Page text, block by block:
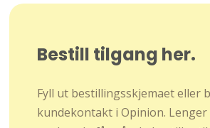
Bestill tilgang her.
Fyll ut bestillingsskjemaet eller
kundekontakt i Opinion.